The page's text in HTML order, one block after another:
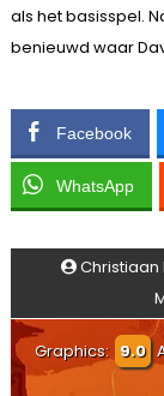
als het basisspel.
benieuwd waar
Facebook
WhatsApp
Christiaan
Graphics: 9.0